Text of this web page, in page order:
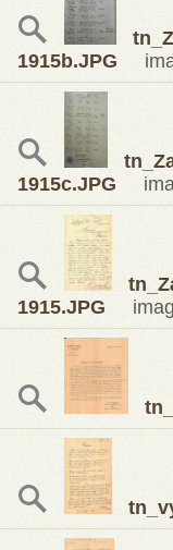
1915b.JPG
1915c.JPG
1915.JPG